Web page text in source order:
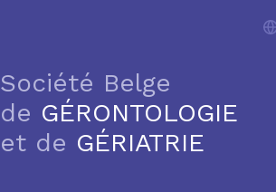
Société Belge
de GÉRONTOLOGIE
et de GÉRIATRIE